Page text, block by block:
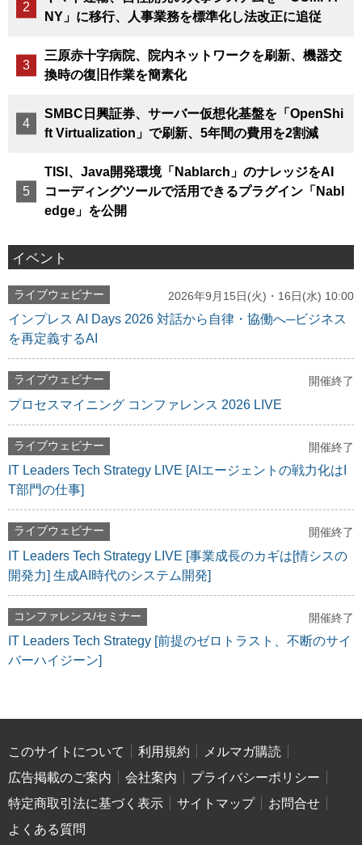
NY」に移行、人事業務を標準化し法改正に追従
三原赤十字病院、院内ネットワークを刷新、機器交
換時の復旧作業を簡素化
SMBC日興証券、サーバー仮想化基盤を「OpenShi
ft Virtualization」で刷新、5年間の費用を2割減
TISI、Java開発環境「Nablarch」のナレッジをAI
コーディングツールで活用できるプラグイン「Nabl
edge」を公開
イベント
ライブウェビナー 2026年9月15日(火)・16日(水) 10:00
インプレス AI Days 2026 対話から自律・協働へ─ビジネス
を再定義するAI
ライブウェビナー 開催終了
プロセスマイニング コンファレンス 2026 LIVE
ライブウェビナー 開催終了
IT Leaders Tech Strategy LIVE [AIエージェントの戦力化はI
T部門の仕事]
ライブウェビナー 開催終了
IT Leaders Tech Strategy LIVE [事業成長のカギは[情シスの
開発力] 生成AI時代のシステム開発]
コンファレンス/セミナー 開催終了
IT Leaders Tech Strategy [前提のゼロトラスト、不断のサイ
バーハイジーン]
このサイトについて 利用規約
メルマガ購読
広告掲載のご案内
会社案内
プライバシーポリシー
特定商取引法に基づく表示
サイトマップ
お問合せ
よくある質問